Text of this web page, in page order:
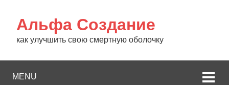
Альфа Создание
как улучшить свою смертную оболочку
MENU